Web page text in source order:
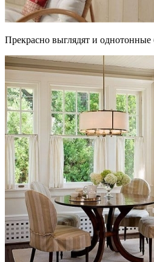
Прекрасно выглядят и